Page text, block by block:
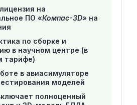
на
ПО «Компас-3D» на
по сборке и
в научном центре (в
тарифе)
в авиасимуляторе
моделей
полноценный